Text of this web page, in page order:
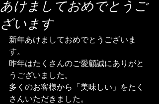
あけましておめでとうご
ざいます
新年あけましておめでとうございま
す。
昨年はたくさんのご愛顧誠にありがと
うございました。
多くのお客様から「美味しい」をたく
さんいただきました。